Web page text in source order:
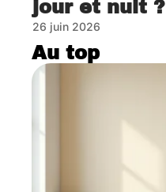
jour et nuit ?
26 juin 2026
Au top